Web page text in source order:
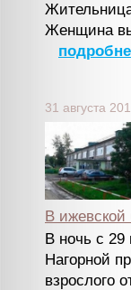
Женщина
31 августа
В
В ночь с 29
Нагорной
взрослого